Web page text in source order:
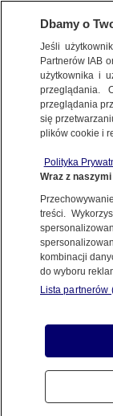
BIZNES
TECH
Dostaliśmy
Jan Sowa
27.05.2026, 12:52
Udostępnij
Dbamy o
Jeśli
Partnerów IAB
użytkownika i
przeglądania.
przeglądania
się
plików cookie i
Polityka
Wraz z
treści.
kombinacji
do wyboru
Lista partnerów